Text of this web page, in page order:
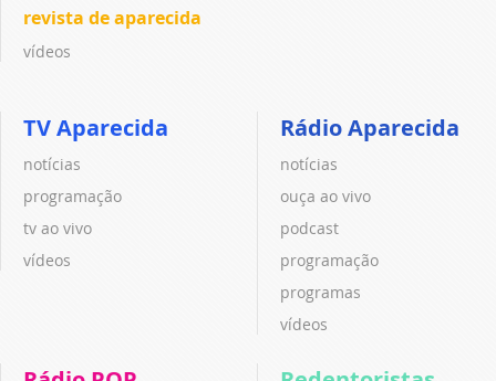
revista de aparecida
vídeos
TV Aparecida
notícias
programação
tv ao vivo
vídeos
Rádio Aparecida
notícias
ouça ao vivo
podcast
programação
programas
vídeos